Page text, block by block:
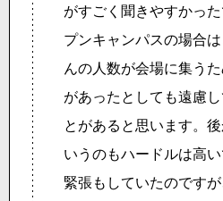
がすごく聞きやすかっ
プンキャンパスの場合
んの人数が会場に集う
があったとしても遠慮
とがあると思います。
いうのもハードルは高
緊張もしていたのです